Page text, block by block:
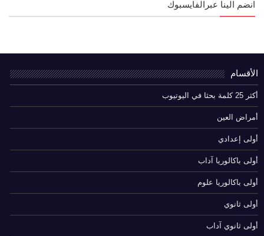
انضم الينا عبرالفايسبوك
الأقسام
أكثر 25 كلمة بحثا في اليوتيوب
أمراض العين
أولى إعدادي
أولى باكالوريا آداب
أولى باكالوريا علوم
أولى ثانوي
أولى ثانوي آداب